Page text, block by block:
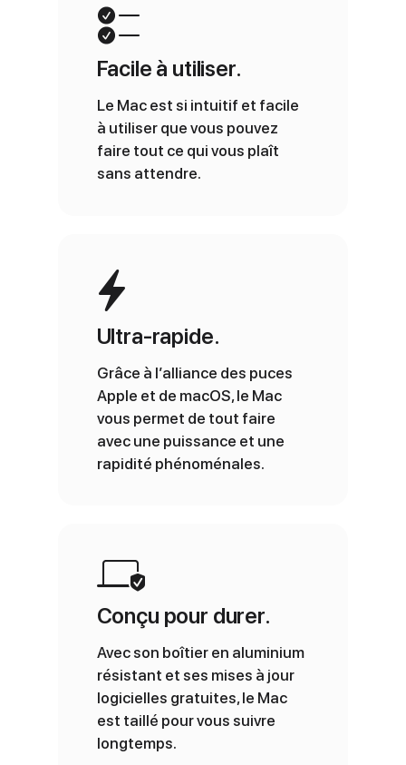
Facile à utiliser.
Le Mac est si intuitif et facile
à utiliser que vous pouvez
faire tout ce qui vous plaît
sans attendre.
Ultra‑rapide.
Grâce à l’alliance des puces
Apple et de macOS, le Mac
vous permet de tout faire
avec une puissance et une
rapidité phénoménales.
Conçu pour durer.
Avec son boîtier en aluminium
résistant et ses mises à jour
logicielles gratuites, le Mac
est taillé pour vous suivre
longtemps.